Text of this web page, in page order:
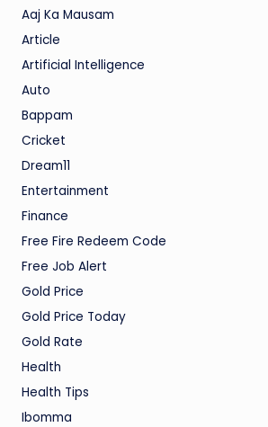
Aaj Ka Mausam
Article
Artificial Intelligence
Auto
Bappam
Cricket
Dream11
Entertainment
Finance
Free Fire Redeem Code
Free Job Alert
Gold Price
Gold Price Today
Gold Rate
Health
Health Tips
Ibomma